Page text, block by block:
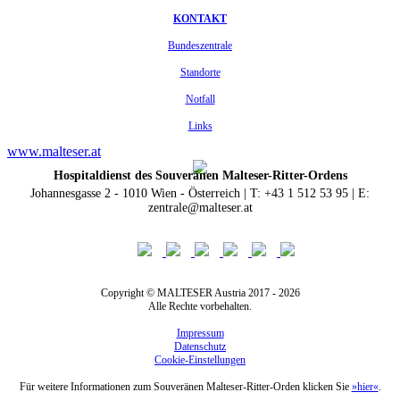
KONTAKT
Bundeszentrale
Standorte
Notfall
Links
www.malteser.at
Hospitaldienst des Souveränen Malteser-Ritter-Ordens
Johannesgasse 2 - 1010 Wien - Österreich | T: +43 1 512 53 95 | E:
zentrale@malteser.at
Copyright © MALTESER Austria 2017 - 2026
Alle Rechte vorbehalten.
Impressum
Datenschutz
Cookie-Einstellungen
Für weitere Informationen zum Souveränen Malteser-Ritter-Orden klicken Sie »hier«.